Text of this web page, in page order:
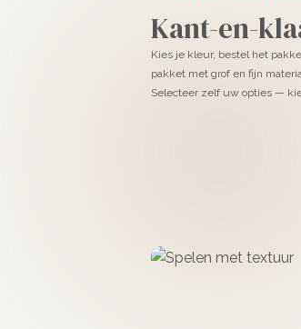
Kant-en-
Kies je kleur, bestel het
pakket met grof en fijn
Selecteer zelf uw opties —